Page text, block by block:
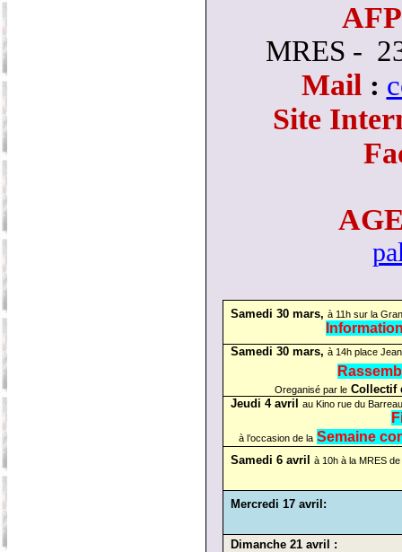
MRES -
Mail :
Site
Samedi 30 mars, à 11h sur la
Samedi 30 mars, à 14h place
Oreganisé par leCollectif
Jeudi 4 avril
au Kino rue du
à l’occasion de la Semaine
Samedi 6 avril à 10h à la MRES de
Mercredi 17 avril:
Dimanche 21 avril :